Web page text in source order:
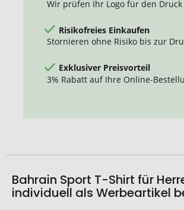
Wir prüfen Ihr Logo für den Druck
Risikofreies Einkaufen
Stornieren ohne Risiko bis zur
Exklusiver Preisvorteil
3% Rabatt auf Ihre Online-
Bahrain Sport T-Shirt für
individuell als Werbeartikel